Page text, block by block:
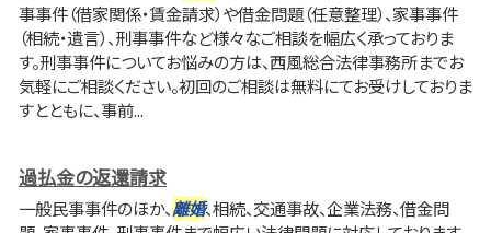
事事件（借家関係・賃金請求）や借金問題（任意整理）、家事事件
（相続・遺言）、刑事事件など様々なご相談を幅広く承っておりま
す。刑事事件についてお悩みの方は、西風総合法律事務所までお
気軽にご相談ください。初回のご相談は無料にてお受けしておりま
すとともに、事前...
過払金の返還請求
一般民事事件のほか、離婚、相続、交通事故、企業法務、借金問